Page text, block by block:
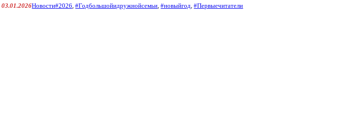
03.01.2026Новости#2026 , #Годбольшойидружнойсемьи , #новыйгод , #Первыечитатели